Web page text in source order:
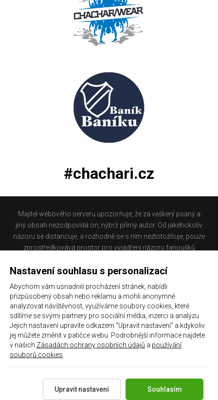
#chachari.cz
Majitel webového serveru upozorňuje, že za veškerý psaný a
jiný obsah nezodpovídá on, nýbrž přímý autor. Od jakéhokoliv
názoru se distancuje, a rozhodně se s ním neztotožňuje, pouze
zprostředkovává prostor pro vyjádření názoru fanoušků
nacházíte obsahuje materiál, který někteří lidé mohou
nejsou dle právní úpravy zákona č. 480/2004 Sb., o některých
službách informační společnosti a o změně některých zákonů
(zákon o některých službách informační společnosti) a
zejména §6 citovaného zákona, odpovědni za příspěvky
návštěvníků těchto stránek.
Galerie|Historie
Copyright 2021 ©Chachaři.czVšechna práva vyhrazena.
Nastavení souhlasu s personalizací
Abychom vám usnadnili procházení stránek, nabídli
přizpůsobený obsah nebo reklamu a mohli anonymně
analyzovat návštěvnost, využíváme soubory cookies, které
sdílíme se svými partnery pro sociální média, inzerci a analýzu.
Jejich nastavení upravíte odkazem "Upravit nastavení" a kdykoliv
jej můžete změnit v patičce webu. Podrobnější informace najdete
v našich Zásadách ochrany osobních údajů a používání
souborů cookies
Souhlasím
Upravit nastavení